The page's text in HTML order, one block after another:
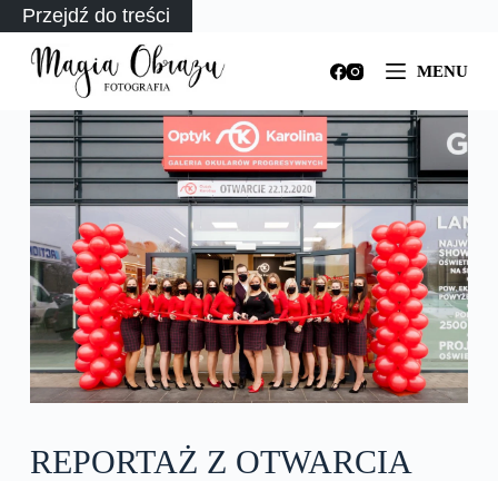
Przejdź do treści
MENU
REPORTAŻ Z OTWARCIA